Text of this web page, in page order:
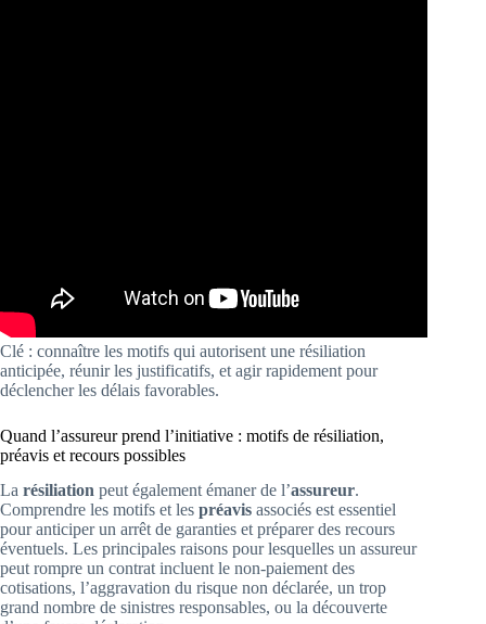
Clé : connaître les motifs qui autorisent une résiliation
anticipée, réunir les justificatifs, et agir rapidement pour
déclencher les délais favorables.
Quand l’assureur prend l’initiative : motifs de résiliation,
préavis et recours possibles
La résiliation peut également émaner de l’assureur.
Comprendre les motifs et les préavis associés est essentiel
pour anticiper un arrêt de garanties et préparer des recours
éventuels. Les principales raisons pour lesquelles un assureur
peut rompre un contrat incluent le non-paiement des
cotisations, l’aggravation du risque non déclarée, un trop
grand nombre de sinistres responsables, ou la découverte